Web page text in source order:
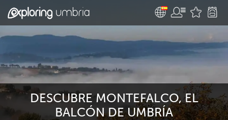
DESCUBRE MONTEFALCO, EL
BALCÓN DE UMBRÍA